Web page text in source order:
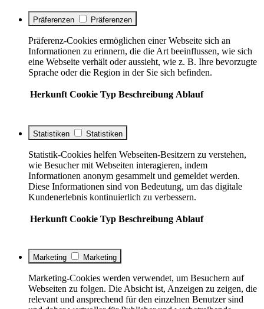
Präferenzen Präferenzen
Präferenz-Cookies ermöglichen einer Webseite sich an
Informationen zu erinnern, die die Art beeinflussen, wie sich
eine Webseite verhält oder aussieht, wie z. B. Ihre bevorzugte
Sprache oder die Region in der Sie sich befinden.
Herkunft Cookie Typ Beschreibung Ablauf
Statistiken Statistiken
Statistik-Cookies helfen Webseiten-Besitzern zu verstehen,
wie Besucher mit Webseiten interagieren, indem
Informationen anonym gesammelt und gemeldet werden.
Diese Informationen sind von Bedeutung, um das digitale
Kundenerlebnis kontinuierlich zu verbessern.
Herkunft Cookie Typ Beschreibung Ablauf
Marketing Marketing
Marketing-Cookies werden verwendet, um Besuchern auf
Webseiten zu folgen. Die Absicht ist, Anzeigen zu zeigen, die
relevant und ansprechend für den einzelnen Benutzer sind